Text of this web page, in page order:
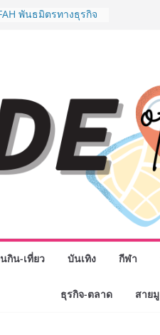
พันธมิตรทางธุรกิจ
องถิ่นสู่ตลาดเชิง
กคนดังสายเกม ไทย
น “Rise of the Tenth
ามกิลด์ข้ามประเทศ
ม่ เฮเลนา
School เผยวิสัย
กำหนดอนาคต”
มพลังนักธุรกิจทั่ว
ต “โชค รถแห่” ยกวง
กิน-เที่ยว บันเทิง กีฬา
ธุรกิจ-ตลาด สายมู